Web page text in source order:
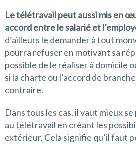
Le télétravail peut aussi mis en
accord entre le salarié et
d’ailleurs le demander à tout
pourra refuser en motivant sa
possible de le réaliser à domicile
si la charte ou l’accord de
contraire.
Dans tous les cas, il vaut mieux
au télétravail en créant les
extérieur. Cela signifie qu’il faut